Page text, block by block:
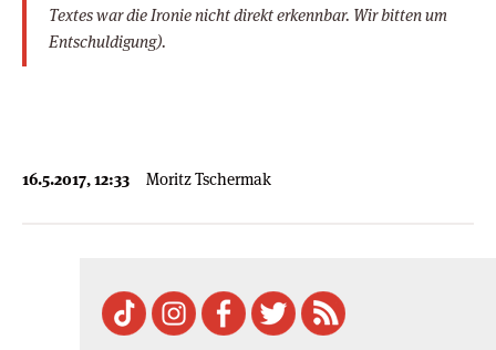
Textes war die Ironie nicht direkt erkennbar. Wir bitten um
Entschuldigung).
16.5.2017, 12:33 Moritz Tschermak